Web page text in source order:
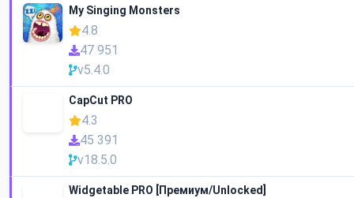
My Singing Monsters
4.8
47 951
v5.4.0
CapCut PRO
4.3
45 391
v18.5.0
Widgetable PRO [Премиум/Unlocked]